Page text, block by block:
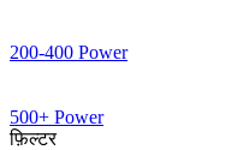
200-400 Power
500+ Power
फ़िल्टर